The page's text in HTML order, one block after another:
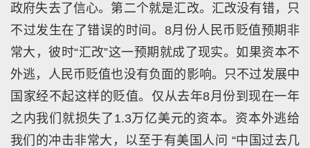
政府失去了信心。第二个就是汇改。汇改没有错，只
不过发生在了错误的时间。8月份人民币贬值预期非
常大，彼时“汇改”这一预期就成了现实。如果资本不
外逃，人民币贬值也没有负面的影响。只不过发展中
国家经不起这样的贬值。仅从去年8月份到现在一年
之内我们就损失了1.3万亿美元的资本。资本外逃给
我们的冲击非常大，以至于有美国人问 “中国过去几